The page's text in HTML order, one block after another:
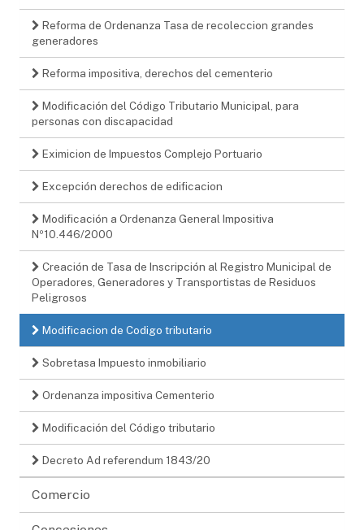
Reforma de Ordenanza Tasa de recoleccion grandes
generadores
Reforma impositiva, derechos del cementerio
Modificación del Código Tributario Municipal, para
personas con discapacidad
Eximicion de Impuestos Complejo Portuario
Excepción derechos de edificacion
Modificación a Ordenanza General Impositiva
Nº10.446/2000
Creación de Tasa de Inscripción al Registro Municipal de
Operadores, Generadores y Transportistas de Residuos
Peligrosos
Modificacion de Codigo tributario
Sobretasa Impuesto inmobiliario
Ordenanza impositiva Cementerio
Modificación del Código tributario
Decreto Ad referendum 1843/20
Comercio